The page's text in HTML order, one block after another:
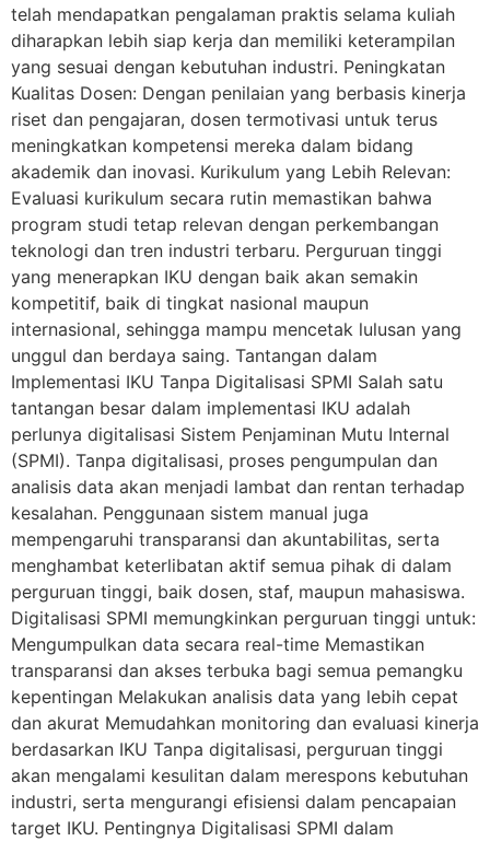
telah mendapatkan pengalaman praktis selama kuliah
diharapkan lebih siap kerja dan memiliki keterampilan
yang sesuai dengan kebutuhan industri. Peningkatan
Kualitas Dosen: Dengan penilaian yang berbasis kinerja
riset dan pengajaran, dosen termotivasi untuk terus
meningkatkan kompetensi mereka dalam bidang
akademik dan inovasi. Kurikulum yang Lebih Relevan:
Evaluasi kurikulum secara rutin memastikan bahwa
program studi tetap relevan dengan perkembangan
teknologi dan tren industri terbaru. Perguruan tinggi
yang menerapkan IKU dengan baik akan semakin
kompetitif, baik di tingkat nasional maupun
internasional, sehingga mampu mencetak lulusan yang
unggul dan berdaya saing. Tantangan dalam
Implementasi IKU Tanpa Digitalisasi SPMI Salah satu
tantangan besar dalam implementasi IKU adalah
perlunya digitalisasi Sistem Penjaminan Mutu Internal
(SPMI). Tanpa digitalisasi, proses pengumpulan dan
analisis data akan menjadi lambat dan rentan terhadap
kesalahan. Penggunaan sistem manual juga
mempengaruhi transparansi dan akuntabilitas, serta
menghambat keterlibatan aktif semua pihak di dalam
perguruan tinggi, baik dosen, staf, maupun mahasiswa.
Digitalisasi SPMI memungkinkan perguruan tinggi untuk:
Mengumpulkan data secara real-time Memastikan
transparansi dan akses terbuka bagi semua pemangku
kepentingan Melakukan analisis data yang lebih cepat
dan akurat Memudahkan monitoring dan evaluasi kinerja
berdasarkan IKU Tanpa digitalisasi, perguruan tinggi
akan mengalami kesulitan dalam merespons kebutuhan
industri, serta mengurangi efisiensi dalam pencapaian
target IKU. Pentingnya Digitalisasi SPMI dalam